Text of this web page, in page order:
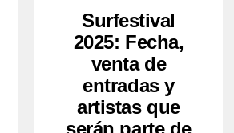
Surfestival
2025: Fecha,
venta de
entradas y
artistas que
serán parte de